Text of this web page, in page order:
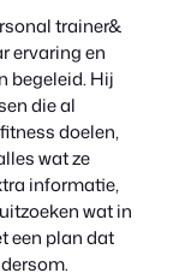
trainer&
ervaring en
begeleid. Hij
die al
doelen,
wat ze
informatie,
wat in
een plan dat